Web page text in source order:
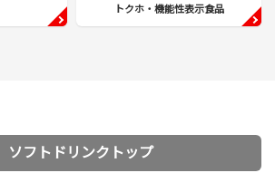
トクホ・機能性表示食品
ソフトドリンクトップ